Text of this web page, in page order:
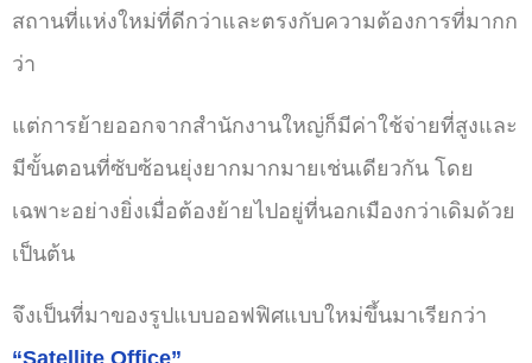
สถานที่แห่งใหม่ที่ดีกว่าและตรงกับความต้องการที่มากก
ว่า
แต่การย้ายออกจากสำนักงานใหญ่ก็มีค่าใช้จ่ายที่สูงและ
มีขั้นตอนที่ซับซ้อนยุ่งยากมากมายเช่นเดียวกัน โดย
เฉพาะอย่างยิ่งเมื่อต้องย้ายไปอยู่ที่นอกเมืองกว่าเดิมด้วย
เป็นต้น
จึงเป็นที่มาของรูปแบบออฟฟิศแบบใหม่ขึ้นมาเรียกว่า
“Satellite Office”